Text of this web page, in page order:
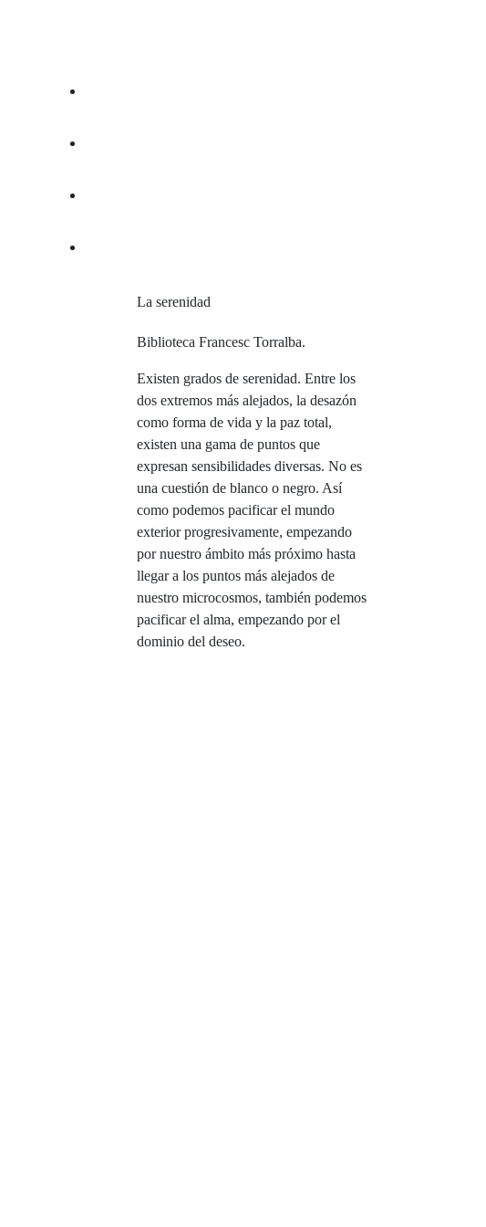
La serenidad
Biblioteca Francesc Torralba.
Existen grados de serenidad. Entre los
dos extremos más alejados, la desazón
como forma de vida y la paz total,
existen una gama de puntos que
expresan sensibilidades diversas. No es
una cuestión de blanco o negro. Así
como podemos pacificar el mundo
exterior progresivamente, empezando
por nuestro ámbito más próximo hasta
llegar a los puntos más alejados de
nuestro microcosmos, también podemos
pacificar el alma, empezando por el
dominio del deseo.